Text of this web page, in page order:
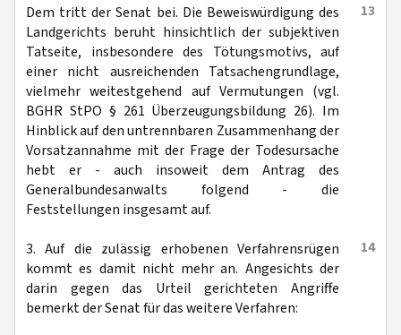
13
Dem tritt der Senat bei. Die Beweiswürdigung des
Landgerichts beruht hinsichtlich der subjektiven
Tatseite, insbesondere des Tötungsmotivs, auf
einer nicht ausreichenden Tatsachengrundlage,
vielmehr weitestgehend auf Vermutungen (vgl.
BGHR StPO § 261 Überzeugungsbildung 26). Im
Hinblick auf den untrennbaren Zusammenhang der
Vorsatzannahme mit der Frage der Todesursache
hebt er - auch insoweit dem Antrag des
Generalbundesanwalts folgend - die
Feststellungen insgesamt auf.
14
3. Auf die zulässig erhobenen Verfahrensrügen
kommt es damit nicht mehr an. Angesichts der
darin gegen das Urteil gerichteten Angriffe
bemerkt der Senat für das weitere Verfahren: